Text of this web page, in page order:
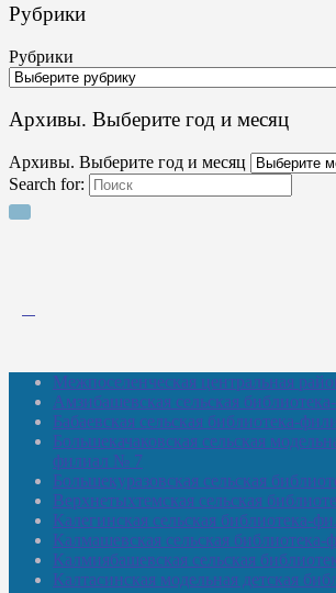
Рубрики
Рубрики
Архивы. Выберите год и месяц
Архивы. Выберите год и месяц
Search for:
Межпоселенческая центральная
Амзибашевская сельская
Бабаевская сельская библиотека-
Большекачаковская сельская
филиал № 7
Большекуразовская сельская
Верхнетыхтемская сельская
Калегинская сельская библиотека-
Калмашевская сельская
Калмиябашевская сельская
Калтасинская модельная детская